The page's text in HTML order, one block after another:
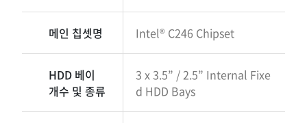
메인 칩셋명 Intel® C246 Chipset
HDD 베이
개수 및 종류
3 x 3.5” / 2.5” Internal Fixe
d HDD Bays